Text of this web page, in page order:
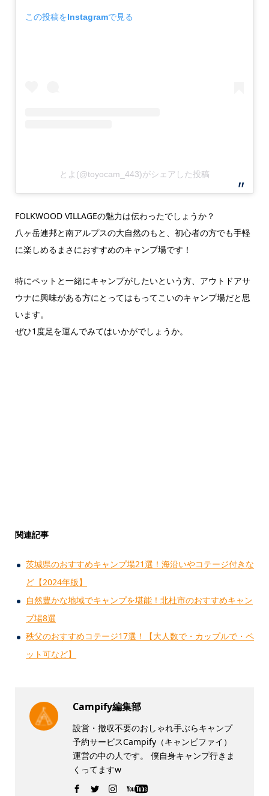
この投稿をInstagramで見る
とよ(@toyocam_443)がシェアした投稿
FOLKWOOD VILLAGEの魅力は伝わったでしょうか？
八ヶ岳連邦と南アルプスの大自然のもと、初心者の方でも手軽
に楽しめるまさにおすすめのキャンプ場です！
特にペットと一緒にキャンプがしたいという方、アウトドアサ
ウナに興味がある方にとってはもってこいのキャンプ場だと思
います。
ぜひ1度足を運んでみてはいかがでしょうか。
関連記事
茨城県のおすすめキャンプ場21選！海沿いやコテージ付きな
ど【2024年版】
自然豊かな地域でキャンプを堪能！北杜市のおすすめキャン
プ場8選
秩父のおすすめコテージ17選！【大人数で・カップルで・ペ
ット可など】
Campify編集部
設営・撤収不要のおしゃれ手ぶらキャンプ
予約サービスCampify（キャンピファイ）
運営の中の人です。 僕自身キャンプ行きま
くってますw